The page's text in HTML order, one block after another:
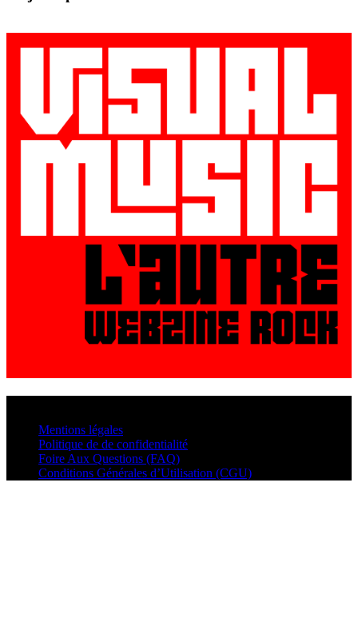
Mentions légales
Politique de de confidentialité
Foire Aux Questions (FAQ)
Conditions Générales d’Utilisation (CGU)